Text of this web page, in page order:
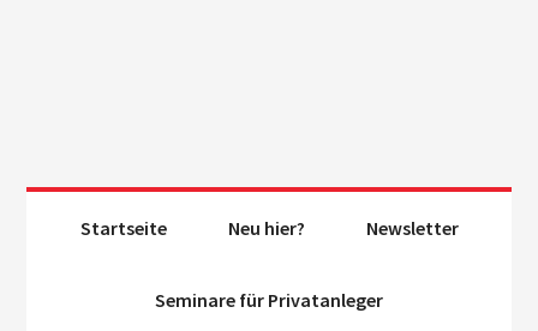
Startseite Neu hier? Newsletter
Seminare für Privatanleger